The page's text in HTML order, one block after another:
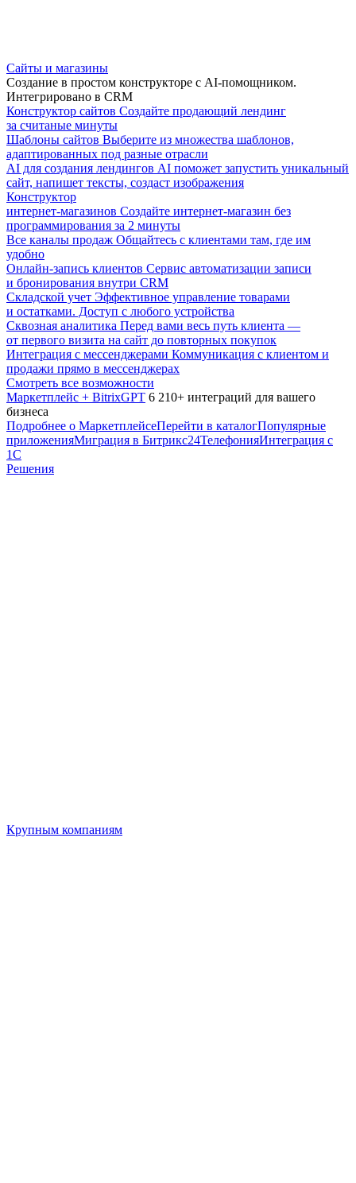
Сайты и магазины
Создание в простом конструкторе с AI-помощником.
Интегрировано в CRM
Конструктор сайтов Создайте продающий лендинг
за считаные минуты
Шаблоны сайтов Выберите из множества шаблонов,
адаптированных под разные отрасли
AI для создания лендингов AI поможет запустить уникальный
сайт, напишет тексты, создаст изображения
Конструктор
интернет-магазинов Создайте интернет-магазин без
программирования за 2 минуты
Все каналы продаж Общайтесь с клиентами там, где им
удобно
Онлайн-запись клиентов Сервис автоматизации записи
и бронирования внутри CRM
Складской учет Эффективное управление товарами
и остатками. Доступ с любого устройства
Сквозная аналитика Перед вами весь путь клиента —
от первого визита на сайт до повторных покупок
Интеграция с мессенджерами Коммуникация с клиентом и
продажи прямо в мессенджерах
Смотреть все возможности
Маркетплейс + BitrixGPT 6 210+ интеграций для вашего
бизнеса
Подробнее о МаркетплейсеПерейти в каталогПопулярные
приложенияМиграция в Битрикс24ТелефонияИнтеграция с
1С
Решения
Крупным компаниям